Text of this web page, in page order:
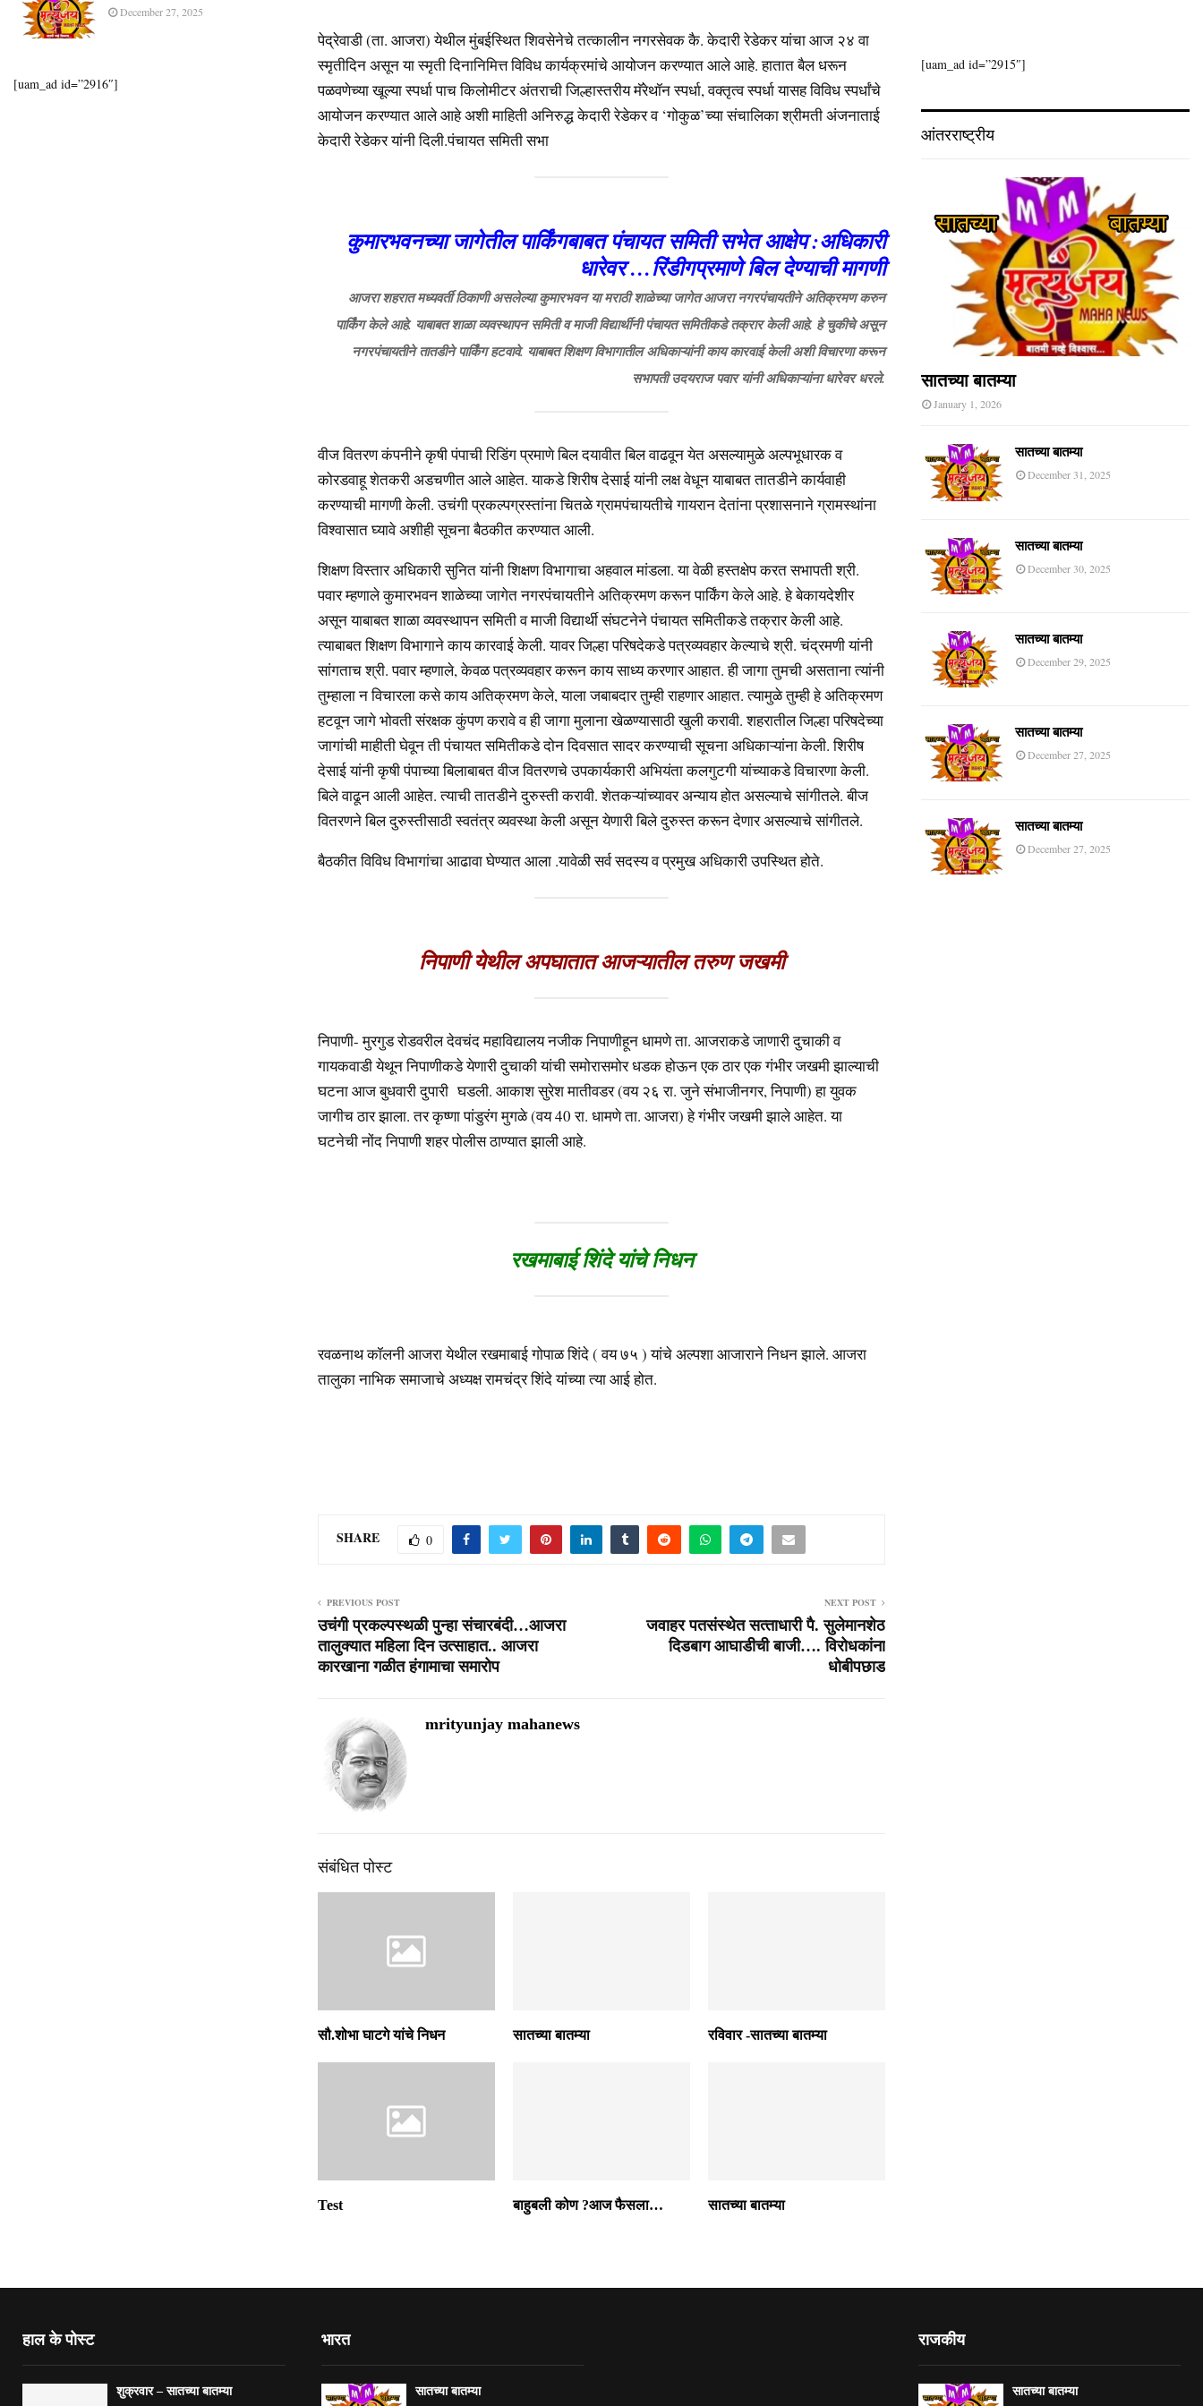
पेद्रेवाडी (ता. आजरा) येथील मुंबईस्थित शिवसेनेचे तत्कालीन नगरसेवक कै. केदारी रेडेकर यांचा आज २४ वा
स्मृतीदिन असून या स्मृती दिनानिमित्त विविध कार्यक्रमांचे आयोजन करण्यात आले आहे. हातात बैल धरून
पळवणेच्या खूल्या स्पर्धा पाच किलोमीटर अंतराची जिल्हास्तरीय मॅरेथॉन स्पर्धा, वक्तृत्व स्पर्धा यासह विविध स्पर्धांचे
आयोजन करण्यात आले आहे अशी माहिती अनिरुद्ध केदारी रेडेकर व ‘गोकुळ’च्या संचालिका श्रीमती अंजनाताई
केदारी रेडेकर यांनी दिली.पंचायत समिती सभा
कुमारभवनच्या जागेतील पार्किंगबाबत पंचायत समिती सभेत आक्षेप :अधिकारी
धारेवर …रिंडीगप्रमाणे बिल देण्याची मागणी
आजरा शहरात मध्यवर्ती ठिकाणी असलेल्या कुमारभवन या मराठी शाळेच्या जागेत आजरा नगरपंचायतीने अतिक्रमण करुन
पार्किंग केले आहे. याबाबत शाळा व्यवस्थापन समिती व माजी विद्यार्थीनी पंचायत समितीकडे तक्रार केली आहे. हे चुकीचे असून
नगरपंचायतीने तातडीने पार्किंग हटवावे. याबाबत शिक्षण विभागातील अधिकाऱ्यांनी काय कारवाई केली अशी विचारणा करून
सभापती उदयराज पवार यांनी अधिकाऱ्यांना धारेवर धरले.
वीज वितरण कंपनीने कृषी पंपाची रिडिंग प्रमाणे बिल दयावीत बिल वाढवून येत असल्यामुळे अल्पभूधारक व
कोरडवाहू शेतकरी अडचणीत आले आहेत. याकडे शिरीष देसाई यांनी लक्ष वेधून याबाबत तातडीने कार्यवाही
करण्याची मागणी केली. उचंगी प्रकल्पग्रस्तांना चितळे ग्रामपंचायतीचे गायरान देतांना प्रशासनाने ग्रामस्थांना
विश्वासात घ्यावे अशीही सूचना बैठकीत करण्यात आली.
शिक्षण विस्तार अधिकारी सुनित यांनी शिक्षण विभागाचा अहवाल मांडला. या वेळी हस्तक्षेप करत सभापती श्री.
पवार म्हणाले कुमारभवन शाळेच्या जागेत नगरपंचायतीने अतिक्रमण करून पार्किंग केले आहे. हे बेकायदेशीर
असून याबाबत शाळा व्यवस्थापन समिती व माजी विद्यार्थी संघटनेने पंचायत समितीकडे तक्रार केली आहे.
त्याबाबत शिक्षण विभागाने काय कारवाई केली. यावर जिल्हा परिषदेकडे पत्रव्यवहार केल्याचे श्री. चंद्रमणी यांनी
सांगताच श्री. पवार म्हणाले, केवळ पत्रव्यवहार करून काय साध्य करणार आहात. ही जागा तुमची असताना त्यांनी
तुम्हाला न विचारला कसे काय अतिक्रमण केले, याला जबाबदार तुम्ही राहणार आहात. त्यामुळे तुम्ही हे अतिक्रमण
हटवून जागे भोवती संरक्षक कुंपण करावे व ही जागा मुलाना खेळण्यासाठी खुली करावी. शहरातील जिल्हा परिषदेच्या
जागांची माहीती घेवून ती पंचायत समितीकडे दोन दिवसात सादर करण्याची सूचना अधिकाऱ्यांना केली. शिरीष
देसाई यांनी कृषी पंपाच्या बिलाबाबत वीज वितरणचे उपकार्यकारी अभियंता कलगुटगी यांच्याकडे विचारणा केली.
बिले वाढून आली आहेत. त्याची तातडीने दुरुस्ती करावी. शेतकऱ्यांच्यावर अन्याय होत असल्याचे सांगीतले. बीज
वितरणने बिल दुरुस्तीसाठी स्वतंत्र व्यवस्था केली असून येणारी बिले दुरुस्त करून देणार असल्याचे सांगीतले.
बैठकीत विविध विभागांचा आढावा घेण्यात आला .यावेळी सर्व सदस्य व प्रमुख अधिकारी उपस्थित होते.
निपाणी येथील अपघातात आजऱ्यातील तरुण जखमी
निपाणी- मुरगुड रोडवरील देवचंद महाविद्यालय नजीक निपाणीहून धामणे ता. आजराकडे जाणारी दुचाकी व
गायकवाडी येथून निपाणीकडे येणारी दुचाकी यांची समोरासमोर धडक होऊन एक ठार एक गंभीर जखमी झाल्याची
घटना आज बुधवारी दुपारी घडली. आकाश सुरेश मातीवडर (वय २६ रा. जुने संभाजीनगर, निपाणी) हा युवक
जागीच ठार झाला. तर कृष्णा पांडुरंग मुगळे (वय 40 रा. धामणे ता. आजरा) हे गंभीर जखमी झाले आहेत. या
घटनेची नोंद निपाणी शहर पोलीस ठाण्यात झाली आहे.
रखमाबाई शिंदे यांचे निधन
रवळनाथ कॉलनी आजरा येथील रखमाबाई गोपाळ शिंदे ( वय ७५ ) यांचे अल्पशा आजाराने निधन झाले. आजरा
तालुका नाभिक समाजाचे अध्यक्ष रामचंद्र शिंदे यांच्या त्या आई होत.
SHARE 0
PREVIOUS POST
उचंगी प्रकल्पस्थळी पुन्हा संचारबंदी…आजरा
तालुक्यात महिला दिन उत्साहात.. आजरा
कारखाना गळीत हंगामाचा समारोप
NEXT POST
जवाहर पतसंस्थेत सत्‍ताधारी पै. सुलेमानशेठ
दिडबाग आघाडीची बाजी…. विरोधकांना
धोबीपछाड
mrityunjay mahanews
संबंधित पोस्ट
सौ.शोभा घाटगे यांचे निधन सातच्या बातम्या रविवार -सातच्या बातम्या
Test बाहुबली कोण ?आज फैसला… सातच्या बातम्या
December 27, 2025
[uam_ad id=”2916″]
[uam_ad id=”2915″]
आंतरराष्ट्रीय
सातच्या बातम्या
January 1, 2026
सातच्या बातम्या
December 31, 2025
सातच्या बातम्या
December 30, 2025
सातच्या बातम्या
December 29, 2025
सातच्या बातम्या
December 27, 2025
सातच्या बातम्या
December 27, 2025
हाल के पोस्ट
शुक्रवार – सातच्या बातम्या
भारत
सातच्या बातम्या
राजकीय
सातच्या बातम्या